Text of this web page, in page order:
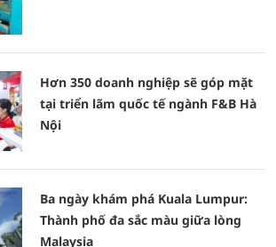
Hơn 350 doanh nghiệp sẽ góp mặt
tại triển lãm quốc tế ngành F&B Hà
Nội
Ba ngày khám phá Kuala Lumpur:
Thành phố đa sắc màu giữa lòng
Malaysia